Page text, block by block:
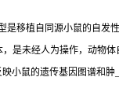
是移植自同源小鼠的自发
是未经人为操作，动物体
小鼠的遗传基因图谱和肿